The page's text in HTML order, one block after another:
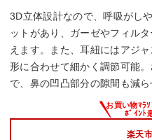
3D立体設計なので、呼吸がし
ットがあり、ガーゼやフィル
えます。また、耳紐にはアジ
形に合わせて細かく調節可能
で、鼻の凹凸部分の隙間も減ら
楽天